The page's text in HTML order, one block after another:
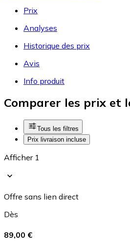
Prix
Analyses
Historique des prix
Avis
Info produit
Comparer les prix et
Tous les filtres
Prix livraison incluse
Afficher 1
Offre sans lien direct
Dès
89,00 €